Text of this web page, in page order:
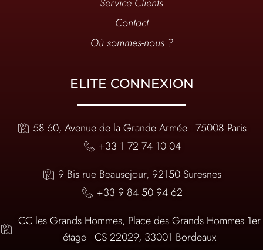
Service Clients
Contact
Où sommes-nous ?
ELITE CONNEXION
58-60, Avenue de la Grande Armée - 75008 Paris
+33 1 72 74 10 04
9 Bis rue Beausejour, 92150 Suresnes
+33 9 84 50 94 62
CC les Grands Hommes, Place des Grands Hommes 1er
étage - CS 22029, 33001 Bordeaux